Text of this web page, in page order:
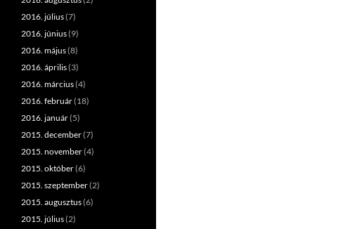
2016. július(7)
2016. június(9)
2016. május(8)
2016. április(3)
2016. március(4)
2016. február(18)
2016. január(5)
2015. december(7)
2015. november(4)
2015. október(6)
2015. szeptember(2)
2015. augusztus(6)
2015. július(2)